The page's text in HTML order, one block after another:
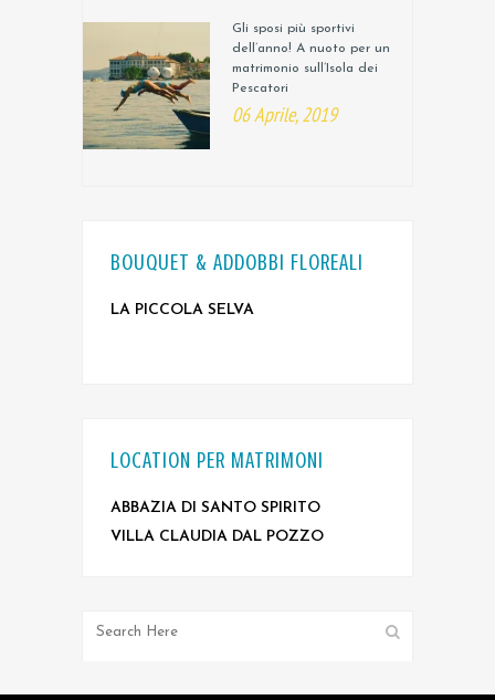
Gli sposi più sportivi
dell’anno! A nuoto per un
matrimonio sull’Isola dei
Pescatori
06 Aprile, 2019
BOUQUET & ADDOBBI FLOREALI
LA PICCOLA SELVA
LOCATION PER MATRIMONI
ABBAZIA DI SANTO SPIRITO
VILLA CLAUDIA DAL POZZO